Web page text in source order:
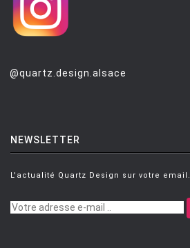
@quartz.design.alsace
NEWSLETTER
L'actualité Quartz Design sur votre email.